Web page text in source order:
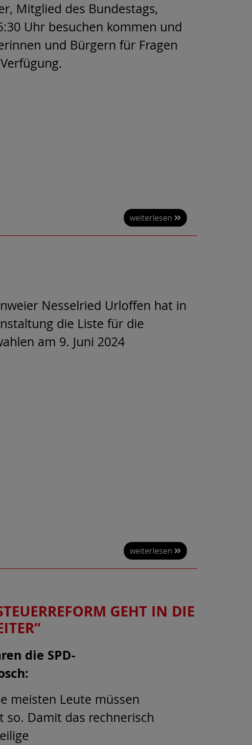
Mitglied des Bundestags,
Uhr besuchen kommen und
und Bürgern für Fragen
weiterlesen
Nesselried Urloffen hat in
die Liste für die
am 9. Juni 2024
weiterlesen
GEHT IN DIE
die SPD-
meisten Leute müssen
Damit das rechnerisch